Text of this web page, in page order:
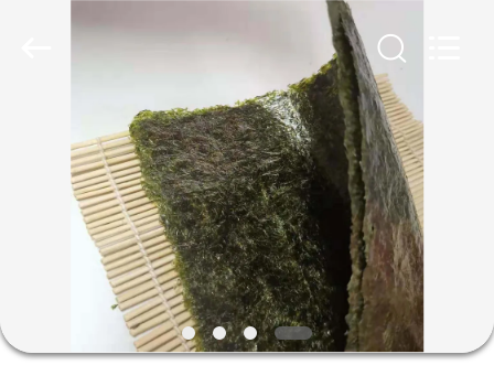
PRODOTTI
SIAMO